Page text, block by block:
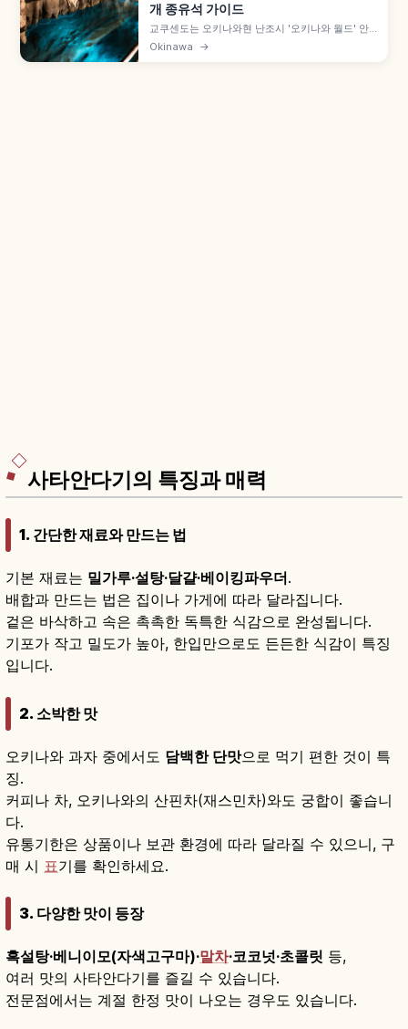
개 종유석 가이드
교쿠센도는 오키나와현 난조시 '오키나와 월드' 안
의 종유동굴로, 총 길이 약 5,000m·종유석 100만
Okinawa →
사타안다기의 특징과 매력
1. 간단한 재료와 만드는 법
기본 재료는 밀가루·설탕·달걀·베이킹파우더.
배합과 만드는 법은 집이나 가게에 따라 달라집니다.
겉은 바삭하고 속은 촉촉한 독특한 식감으로 완성됩니다.
기포가 작고 밀도가 높아, 한입만으로도 든든한 식감이 특징
입니다.
2. 소박한 맛
오키나와 과자 중에서도 담백한 단맛으로 먹기 편한 것이 특
징.
커피나 차, 오키나와의 산핀차(재스민차)와도 궁합이 좋습니
다.
유통기한은 상품이나 보관 환경에 따라 달라질 수 있으니, 구
매 시 표기를 확인하세요.
3. 다양한 맛이 등장
흑설탕·베니이모(자색고구마)·말차·코코넛·초콜릿 등,
여러 맛의 사타안다기를 즐길 수 있습니다.
전문점에서는 계절 한정 맛이 나오는 경우도 있습니다.